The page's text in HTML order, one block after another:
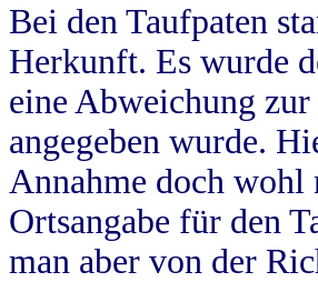
Bei den Taufpaten
Herkunft. Es wurde
eine Abweichung
angegeben wurde.
Annahme doch
Ortsangabe für den
man aber von der